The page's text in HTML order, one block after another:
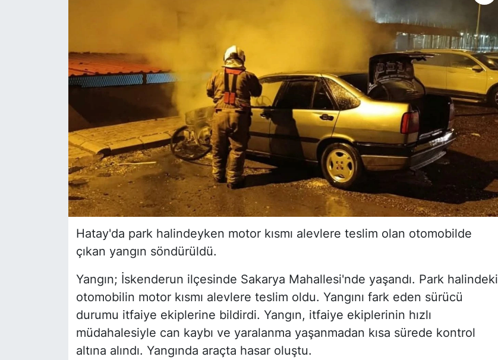
Hatay'da park halindeyken motor kısmı alevlere teslim olan otomobilde
çıkan yangın söndürüldü.
Yangın; İskenderun ilçesinde Sakarya Mahallesi'nde yaşandı. Park halindeki
otomobilin motor kısmı alevlere teslim oldu. Yangını fark eden sürücü
durumu itfaiye ekiplerine bildirdi. Yangın, itfaiye ekiplerinin hızlı
müdahalesiyle can kaybı ve yaralanma yaşanmadan kısa sürede kontrol
altına alındı. Yangında araçta hasar oluştu.
YEREL HABER
Haberde insan